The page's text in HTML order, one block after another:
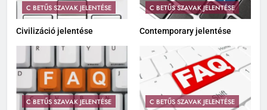
C BETŰS SZAVAK JELENTÉSE
Civilizáció jelentése
C BETŰS SZAVAK JELENTÉSE
Contemporary jelentése
C BETŰS SZAVAK JELENTÉSE C BETŰS SZAVAK JELENTÉSE